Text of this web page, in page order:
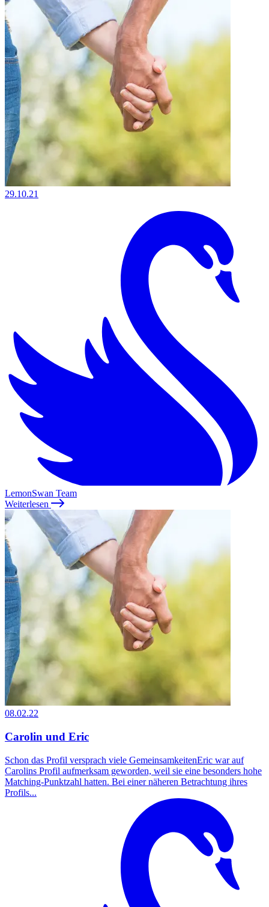
29.10.21
LemonSwan Team
Weiterlesen
08.02.22
Carolin und Eric
Schon das Profil versprach viele GemeinsamkeitenEric war auf
Carolins Profil aufmerksam geworden, weil sie eine besonders hohe
Matching-Punktzahl hatten. Bei einer näheren Betrachtung ihres
Profils...